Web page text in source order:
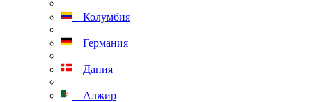
Колумбия
Германия
Дания
Алжир